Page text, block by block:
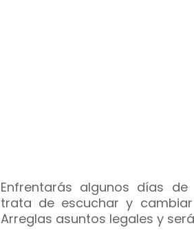
Enfrentarás algunos días
trata de escuchar y
Arreglas asuntos legales y